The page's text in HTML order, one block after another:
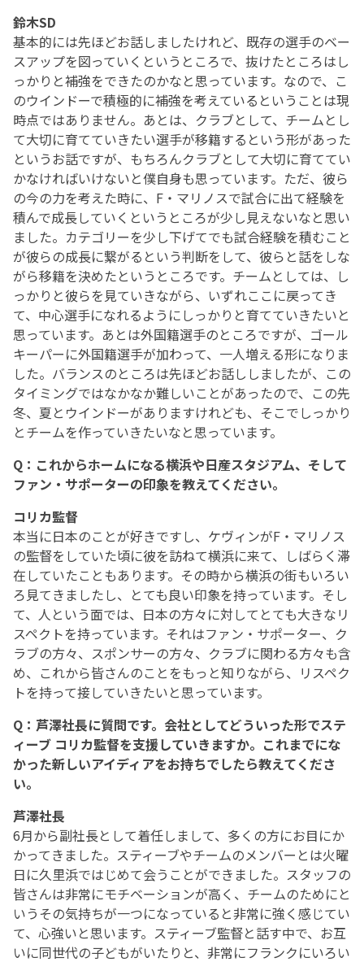
鈴木SD
基本的には先ほどお話しましたけれど、既存の選手のベー
スアップを図っていくというところで、抜けたところはし
っかりと補強をできたのかなと思っています。なので、こ
のウインドーで積極的に補強を考えているということは現
時点ではありません。あとは、クラブとして、チームとし
て大切に育てていきたい選手が移籍するという形があった
というお話ですが、もちろんクラブとして大切に育ててい
かなければいけないと僕自身も思っています。ただ、彼ら
の今の力を考えた時に、F・マリノスで試合に出て経験を
積んで成長していくというところが少し見えないなと思い
ました。カテゴリーを少し下げてでも試合経験を積むこと
が彼らの成長に繋がるという判断をして、彼らと話をしな
がら移籍を決めたというところです。チームとしては、し
っかりと彼らを見ていきながら、いずれここに戻ってき
て、中心選手になれるようにしっかりと育てていきたいと
思っています。あとは外国籍選手のところですが、ゴール
キーパーに外国籍選手が加わって、一人増える形になりま
した。バランスのところは先ほどお話ししましたが、この
タイミングではなかなか難しいことがあったので、この先
冬、夏とウインドーがありますけれども、そこでしっかり
とチームを作っていきたいなと思っています。
Q：これからホームになる横浜や日産スタジアム、そして
ファン・サポーターの印象を教えてください。
コリカ監督
本当に日本のことが好きですし、ケヴィンがF・マリノス
の監督をしていた頃に彼を訪ねて横浜に来て、しばらく滞
在していたこともあります。その時から横浜の街もいろい
ろ見てきましたし、とても良い印象を持っています。そし
て、人という面では、日本の方々に対してとても大きなリ
スペクトを持っています。それはファン・サポーター、ク
ラブの方々、スポンサーの方々、クラブに関わる方々も含
め、これから皆さんのことをもっと知りながら、リスペク
トを持って接していきたいと思っています。
Q：芦澤社長に質問です。会社としてどういった形でステ
ィーブ コリカ監督を支援していきますか。これまでにな
かった新しいアイディアをお持ちでしたら教えてくださ
い。
芦澤社長
6月から副社長として着任しまして、多くの方にお目にか
かってきました。スティーブやチームのメンバーとは火曜
日に久里浜ではじめて会うことができました。スタッフの
皆さんは非常にモチベーションが高く、チームのためにと
いうその気持ちが一つになっていると非常に強く感じてい
て、心強いと思います。スティーブ監督と話す中で、お互
いに同世代の子どもがいたりと、非常にフランクにいろい